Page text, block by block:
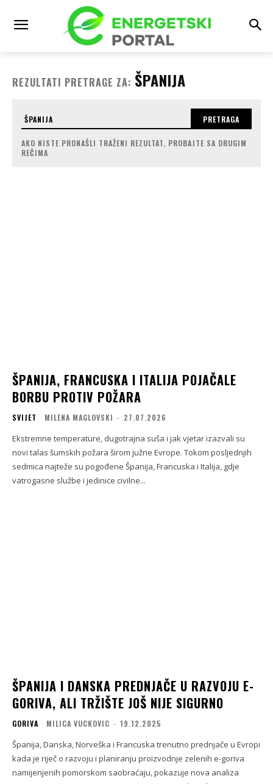
REZULTATI PRETRAGE ZA: ŠPANIJA
PRETRAGA
AKO NISTE PRONAŠLI TRAŽENI REZULTAT, PROBAJTE SA DRUGIM
REČIMA
ŠPANIJA, FRANCUSKA I ITALIJA POJAČALE
BORBU PROTIV POŽARA
SVIJET MILENA MAGLOVSKI - 27.07.2026
Ekstremne temperature, dugotrajna suša i jak vjetar izazvali su
novi talas šumskih požara širom južne Evrope. Tokom posljednjih
sedmica najteže su pogođene Španija, Francuska i Italija, gdje
vatrogasne službe i jedinice civilne...
ŠPANIJA I DANSKA PREDNJAČE U RAZVOJU E-
GORIVA, ALI TRŽIŠTE JOŠ NIJE SIGURNO
GORIVA MILICA VUCKOVIC - 19.12.2025
Španija, Danska, Norveška i Francuska trenutno prednjače u Evropi
kada je riječ o razvoju i planiranju proizvodnje zelenih e-goriva
namijenjenih pomorskom saobraćaju, pokazuje nova analiza